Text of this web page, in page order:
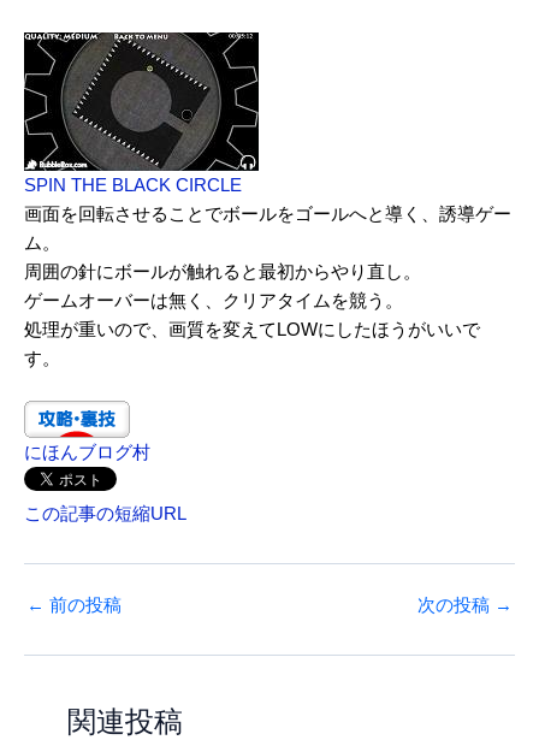
SPIN THE BLACK CIRCLE
画面を回転させることでボールをゴールへと導く、誘導ゲー
ム。
周囲の針にボールが触れると最初からやり直し。
ゲームオーバーは無く、クリアタイムを競う。
処理が重いので、画質を変えてLOWにしたほうがいいで
す。
にほんブログ村
この記事の短縮URL
← 前の投稿 次の投稿 →
関連投稿